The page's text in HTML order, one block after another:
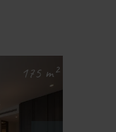
175 m²